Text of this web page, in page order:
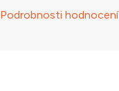
Podrobnosti hodnocení